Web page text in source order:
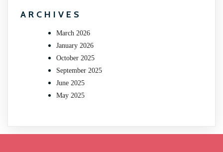
ARCHIVES
March 2026
January 2026
October 2025
September 2025
June 2025
May 2025